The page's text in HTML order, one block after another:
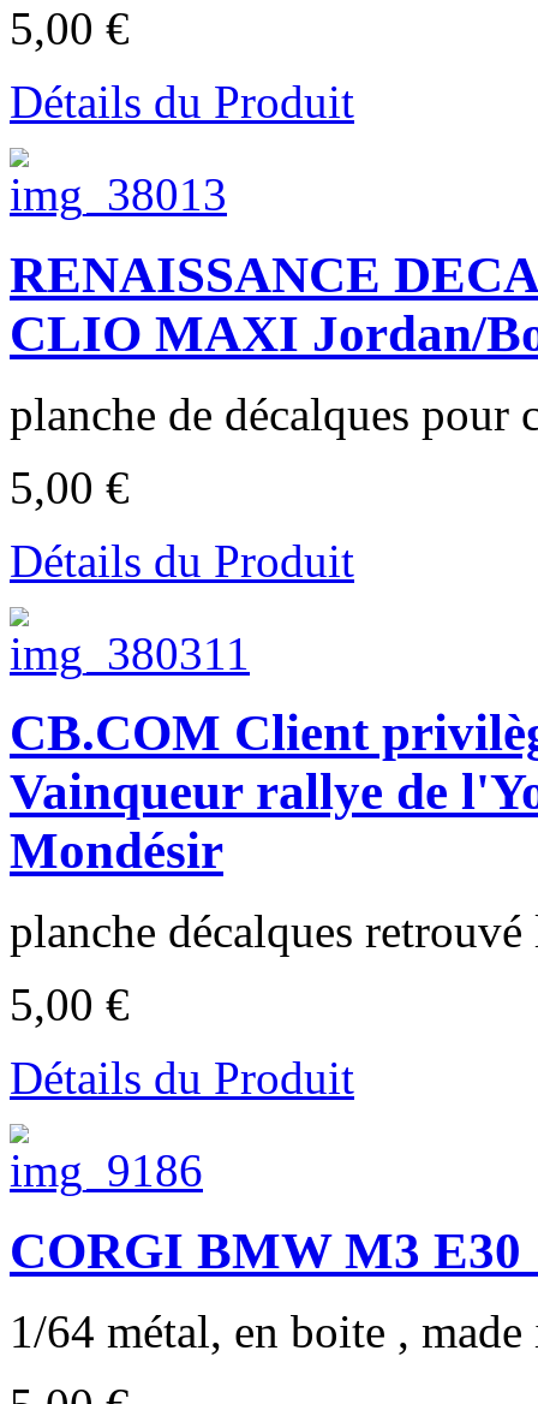
5,00 €
Détails du Produit
RENAISSANCE
CLIO MAXI Jordan/
planche de décalques pour
5,00 €
Détails du Produit
CB.COM Client
Vainqueur rallye de
Mondésir
planche décalques
5,00 €
Détails du Produit
CORGI BMW M3
1/64 métal, en boite ,